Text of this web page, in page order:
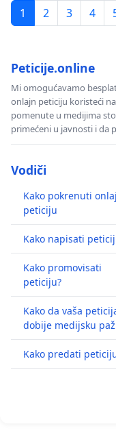
1
2 3 4
Peticije.online
Mi omogućavamo
onlajn peticiju koristeći
pomenute u medijima
primećeni u javnosti i da
Vodiči
Kako pokrenuti
peticiju
Kako napisati
Kako promovisati
peticiju?
Kako da vaša
dobije medijsku
Kako predati